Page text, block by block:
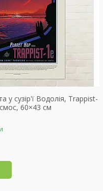
у сузір'ї Водолія, Trappist-
60×43 см